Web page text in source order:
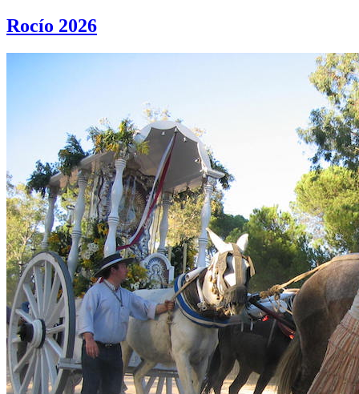
Rocío 2026